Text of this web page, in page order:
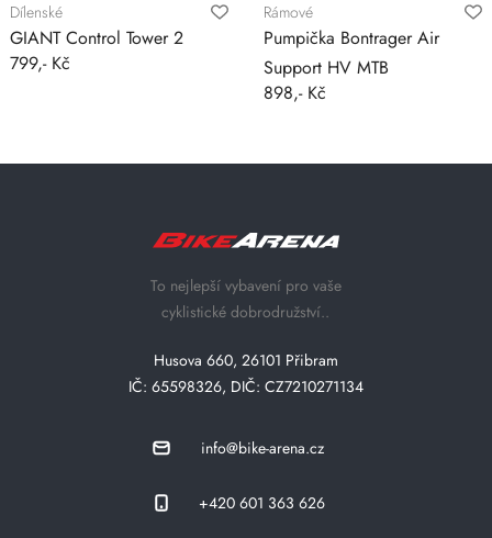
Dílenské
GIANT Control Tower 2
799,- Kč
Rámové
Pumpička Bontrager Air
Support HV MTB
898,- Kč
To nejlepší vybavení pro vaše
cyklistické dobrodružství..
Husova 660, 26101 Přibram
IČ: 65598326, DIČ: CZ7210271134
info@bike-arena.cz
+420 601 363 626